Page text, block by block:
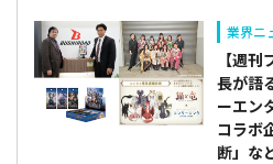
業界ニ
【週
長が語
ーエン
コラボ
断」な